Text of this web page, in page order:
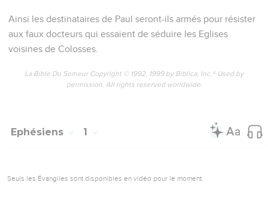
Ainsi les destinataires de Paul seront-ils armés pour résister
aux faux docteurs qui essaient de séduire les Eglises
voisines de Colosses.
La Bible Du Semeur Copyright © 1992, 1999 by Biblica, Inc.® Used by
permission. All rights reserved worldwide.
Ephésiens 1
Seuls les Évangiles sont disponibles en vidéo pour le moment.